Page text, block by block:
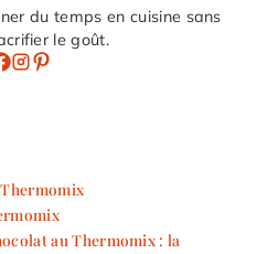
du temps en cuisine sans
le goût.
au Thermomix : la